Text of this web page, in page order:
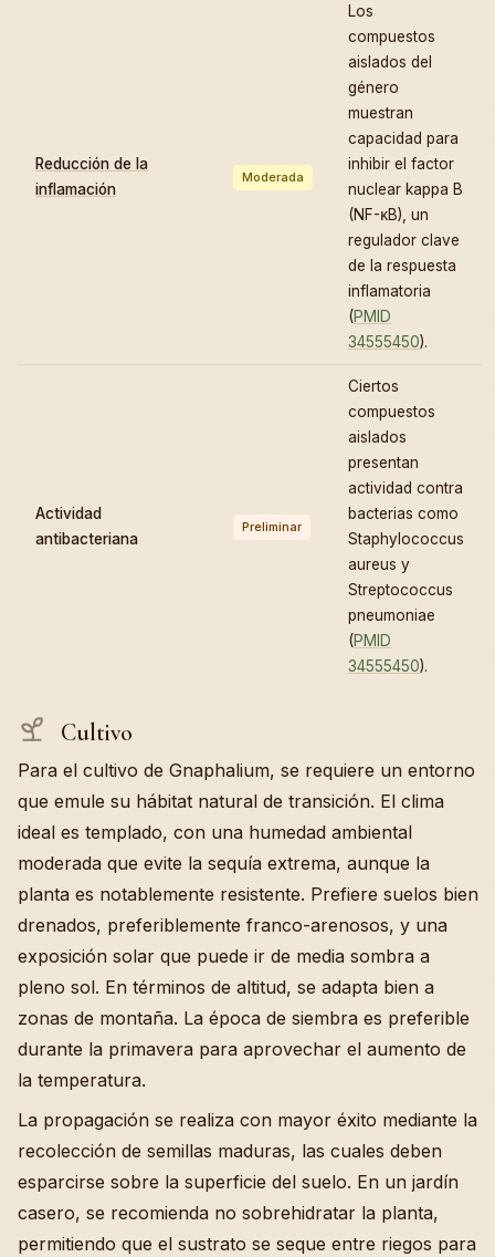
Reducción de la
inflamación
Moderada
Los
compuestos
aislados del
género
muestran
capacidad para
inhibir el factor
nuclear kappa B
(NF-κB), un
regulador clave
de la respuesta
inflamatoria
(PMID
34555450).
Actividad
antibacteriana
Preliminar
Ciertos
compuestos
aislados
presentan
actividad contra
bacterias como
Staphylococcus
aureus y
Streptococcus
pneumoniae
(PMID
34555450).
Cultivo
Para el cultivo de Gnaphalium, se requiere un entorno
que emule su hábitat natural de transición. El clima
ideal es templado, con una humedad ambiental
moderada que evite la sequía extrema, aunque la
planta es notablemente resistente. Prefiere suelos bien
drenados, preferiblemente franco-arenosos, y una
exposición solar que puede ir de media sombra a
pleno sol. En términos de altitud, se adapta bien a
zonas de montaña. La época de siembra es preferible
durante la primavera para aprovechar el aumento de
la temperatura.
La propagación se realiza con mayor éxito mediante la
recolección de semillas maduras, las cuales deben
esparcirse sobre la superficie del suelo. En un jardín
casero, se recomienda no sobrehidratar la planta,
permitiendo que el sustrato se seque entre riegos para